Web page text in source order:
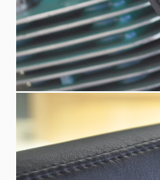
daJohn Carpenter, il
Plissken interpretato da
d'azione si trova a
Harley-Davidson
loro a bordo della
ufficiali del film
bordo dello Sportster.
Fonti: Hugo Wilson,